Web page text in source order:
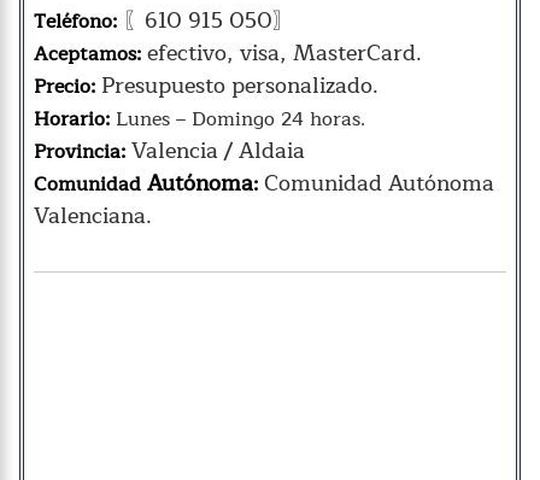
Teléfono: 〖610 915 050〗
Aceptamos:efectivo, visa, MasterCard.
Precio: Presupuesto personalizado.
Horario: Lunes – Domingo 24 horas.
Provincia:Valencia / Aldaia
ComunidadAutónoma:Comunidad Autónoma
Valenciana.